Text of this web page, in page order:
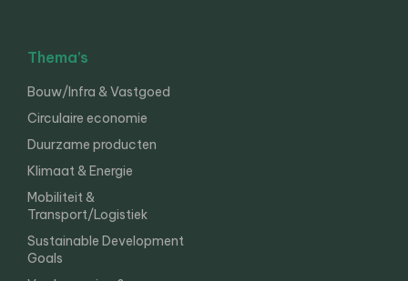
Thema’s
Bouw/Infra & Vastgoed
Circulaire economie
Duurzame producten
Klimaat & Energie
Mobiliteit &
Transport/Logistiek
Sustainable Development
Goals